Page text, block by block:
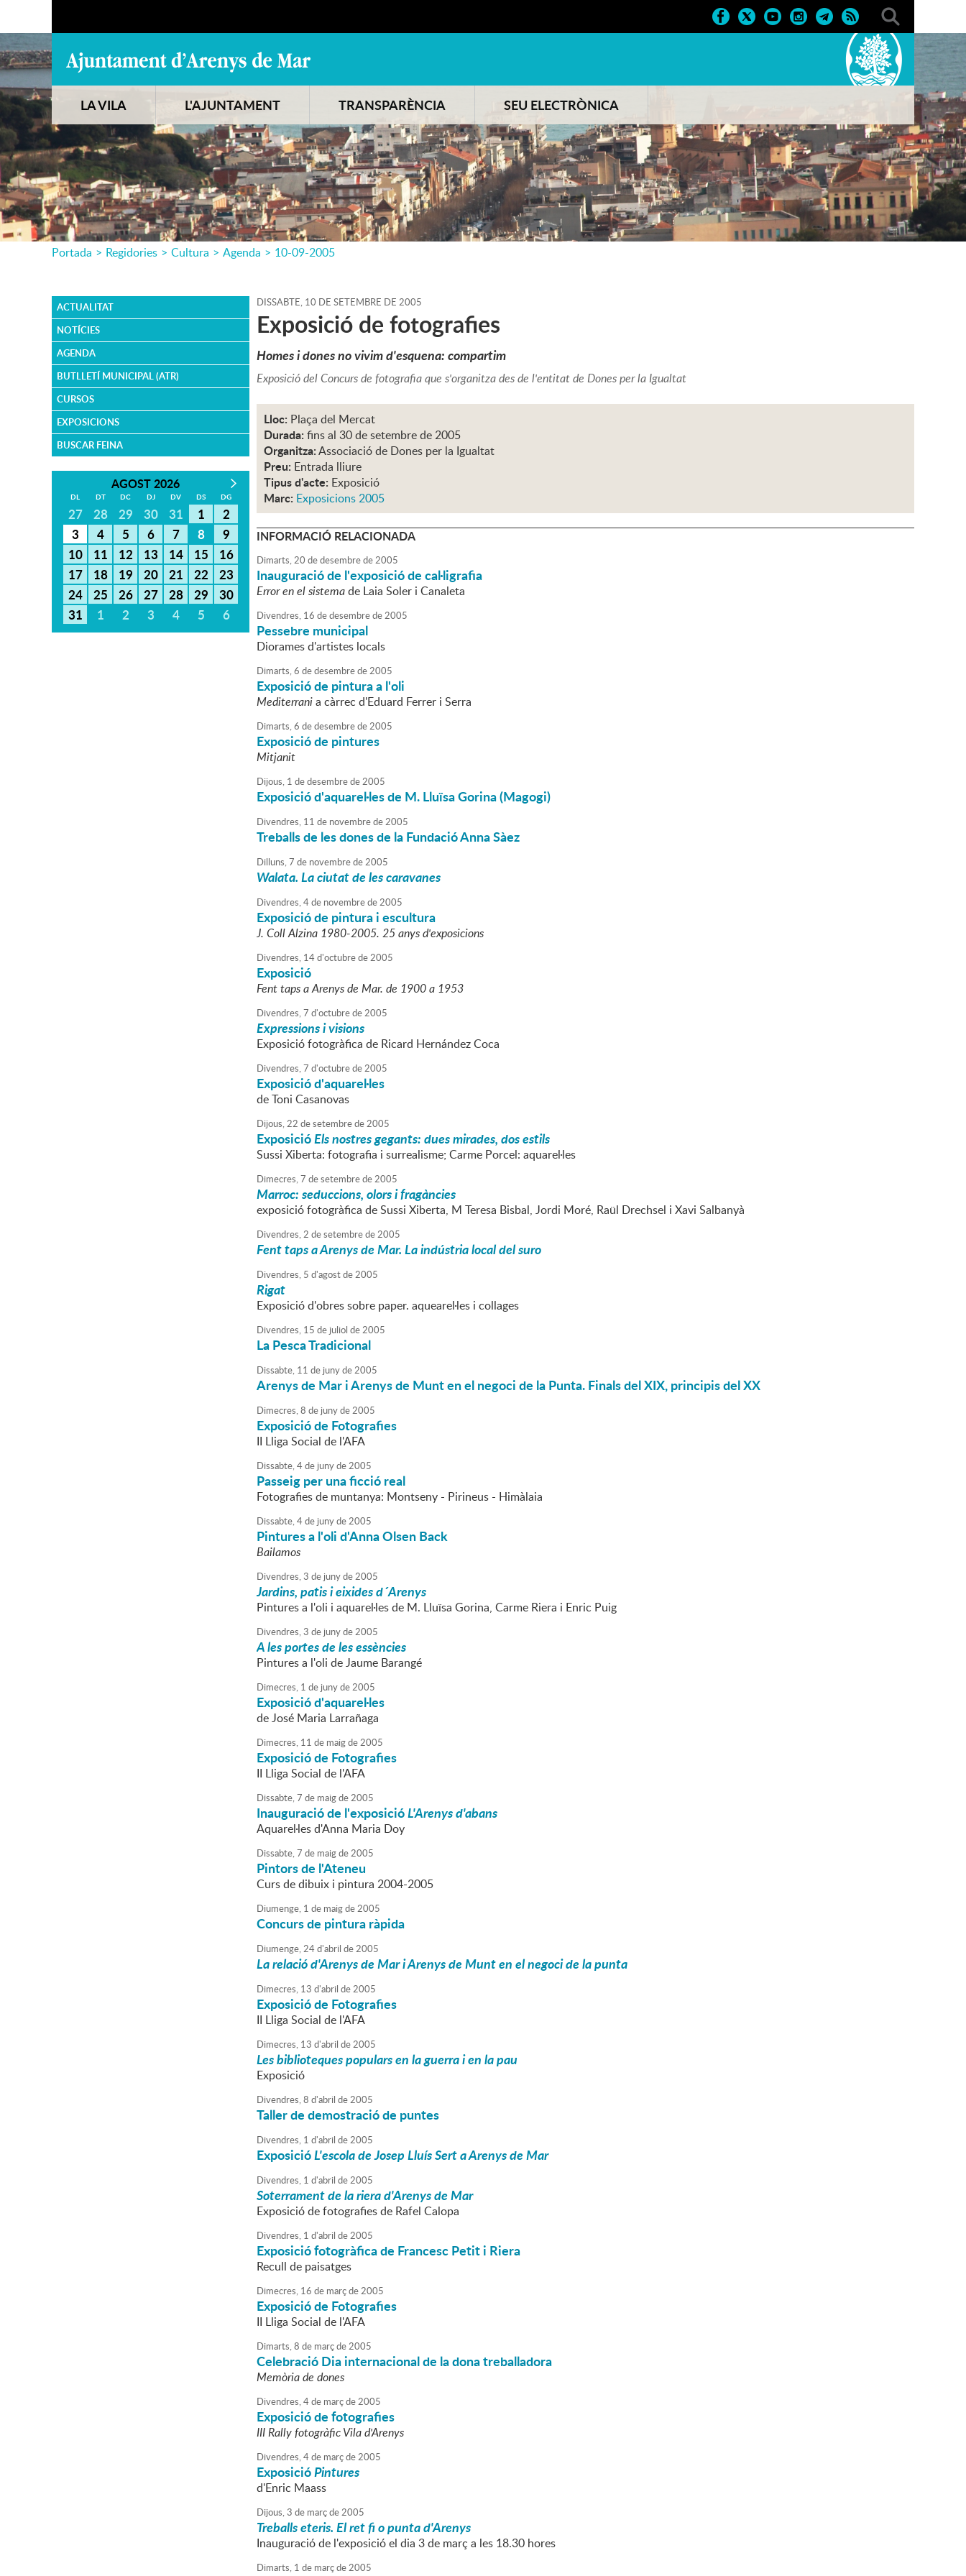
LA VILA L'AJUNTAMENT TRANSPARÈNCIA SEU ELECTRÒNICA
Portada > Regidories > Cultura > Agenda > 10-09-2005
ACTUALITAT
NOTÍCIES
AGENDA
BUTLLETÍ MUNICIPAL (ATR)
CURSOS
EXPOSICIONS
BUSCAR FEINA
AGOST 2026
DL DT DC DJ DV DS DG
27 28 29 30 31 1
2
3
4 5 6 7 8
9
10
11 12 13 14 15
16
17
18 19 20 21 22
23
24
25 26 27 28 29
30
31
1 2 3 4 5 6
DISSABTE, 10 DE SETEMBRE DE 2005
Exposició de fotografies
Homes i dones no vivim d'esquena: compartim
Exposició del Concurs de fotografia que s'organitza des de l'entitat de Dones per la Igualtat
Lloc: Plaça del Mercat
Durada: fins al 30 de setembre de 2005
Organitza:Associació de Dones per la Igualtat
Preu: Entrada lliure
Tipus d'acte: Exposició
Marc: Exposicions 2005
INFORMACIÓ RELACIONADA
Dimarts,20 dedesembrede2005
Inauguració de l'exposició de cal·ligrafia
Error en el sistemade Laia Soler i Canaleta
Divendres, 16 dedesembrede2005
Pessebre municipal
Diorames d'artistes locals
Dimarts,6 dedesembrede2005
Exposició de pintura a l'oli
Mediterrania càrrec d'Eduard Ferrer i Serra
Dimarts,6 dedesembrede2005
Exposició de pintures
Mitjanit
Dijous, 1 dedesembrede2005
Exposició d'aquarel·les de M. Lluïsa Gorina (Magogi)
Divendres, 11 de novembrede2005
Treballs de les dones de la Fundació Anna Sàez
Dilluns,7 de novembrede2005
Walata. La ciutat de les caravanes
Divendres,4de novembrede2005
Exposició de pintura i escultura
J. Coll Alzina 1980-2005. 25 anys d'exposicions
Divendres, 14d'octubrede2005
Exposició
Fent taps a Arenys de Mar. de 1900 a 1953
Divendres,7 d'octubrede2005
Expressions i visions
Exposició fotogràfica de Ricard Hernández Coca
Divendres,7 d'octubrede2005
Exposició d'aquarel·les
de Toni Casanovas
Dijous,22 desetembrede2005
ExposicióEls nostres gegants: dues mirades, dos estils
Sussi Xiberta: fotografia i surrealisme; Carme Porcel: aquarel·les
Dimecres,7 desetembrede2005
Marroc: seduccions, olors i fragàncies
exposició fotogràfica de Sussi Xiberta, M Teresa Bisbal, Jordi Moré, Raül Drechsel i Xavi Salbanyà
Divendres,2 desetembrede2005
Fent taps a Arenys de Mar. La indústria local del suro
Divendres, 5 d'agostde2005
Rigat
Exposició d'obres sobre paper. aquearel·les i collages
Divendres, 15 de juliol de2005
La Pesca Tradicional
Dissabte, 11 de junyde2005
Arenys de Mar i Arenys de Munt en el negoci de la Punta. Finals del XIX, principis del XX
Dimecres,8 de junyde2005
Exposició de Fotografies
II Lliga Social de l'AFA
Dissabte,4de junyde2005
Passeig per una ficció real
Fotografies de muntanya: Montseny - Pirineus - Himàlaia
Dissabte,4de junyde2005
Pintures a l'oli d'Anna Olsen Back
Bailamos
Divendres,3 de junyde2005
Jardins, patis i eixides d´Arenys
Pintures a l'oli i aquarel·les de M. Lluïsa Gorina, Carme Riera i Enric Puig
Divendres,3 de junyde2005
A les portes de les essències
Pintures a l'oli de Jaume Barangé
Dimecres, 1 de junyde2005
Exposició d'aquarel·les
de José Maria Larrañaga
Dimecres, 11 de maigde2005
Exposició de Fotografies
II Lliga Social de l'AFA
Dissabte,7 de maigde2005
Inauguració de l'exposicióL'Arenys d'abans
Aquarel·les d'Anna Maria Doy
Dissabte,7 de maigde2005
Pintors de l'Ateneu
Curs de dibuix i pintura 2004-2005
Diumenge, 1 de maigde2005
Concurs de pintura ràpida
Diumenge,24d'abril de2005
La relació d'Arenys de Mar i Arenys de Munt en el negoci de la punta
Dimecres, 13 d'abril de2005
Exposició de Fotografies
II Lliga Social de l'AFA
Dimecres, 13 d'abril de2005
Les biblioteques populars en la guerra i en la pau
Exposició
Divendres,8 d'abril de2005
Taller de demostració de puntes
Divendres, 1 d'abril de2005
ExposicióL'escola de Josep Lluís Sert a Arenys de Mar
Divendres, 1 d'abril de2005
Soterrament de la riera d'Arenys de Mar
Exposició de fotografies de Rafel Calopa
Divendres, 1 d'abril de2005
Exposició fotogràfica de Francesc Petit i Riera
Recull de paisatges
Dimecres, 16 de marçde2005
Exposició de Fotografies
II Lliga Social de l'AFA
Dimarts,8 de marçde2005
Celebració Dia internacional de la dona treballadora
Memòria de dones
Divendres,4de marçde2005
Exposició de fotografies
III Rally fotogràfic Vila d'Arenys
Divendres,4de marçde2005
ExposicióPintures
d'Enric Maass
Dijous,3 de marçde2005
Treballs eteris. El ret fi o punta d'Arenys
Inauguració de l'exposició el dia 3 de març a les 18.30 hores
Dimarts, 1 de marçde2005